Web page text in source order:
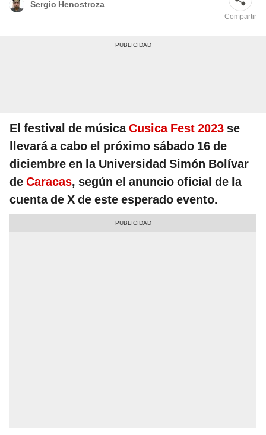
Sergio Henostroza
Compartir
El festival de músicaCusica Fest 2023 se
llevará a cabo el próximo sábado 16 de
diciembre en la Universidad Simón Bolívar
de Caracas, según el anuncio oficial de la
cuenta de X de este esperado evento.